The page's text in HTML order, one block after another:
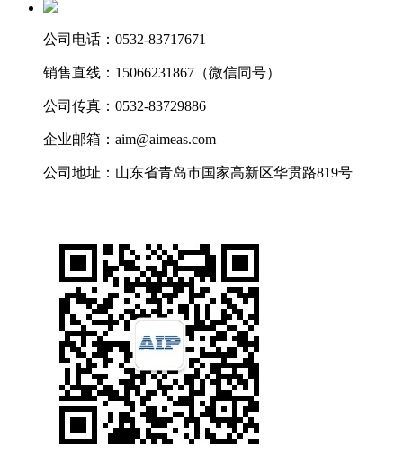
公司电话：0532-83717671
销售直线：15066231867（微信同号）
公司传真：0532-83729886
企业邮箱：aim@aimeas.com
公司地址：山东省青岛市国家高新区华贯路819号